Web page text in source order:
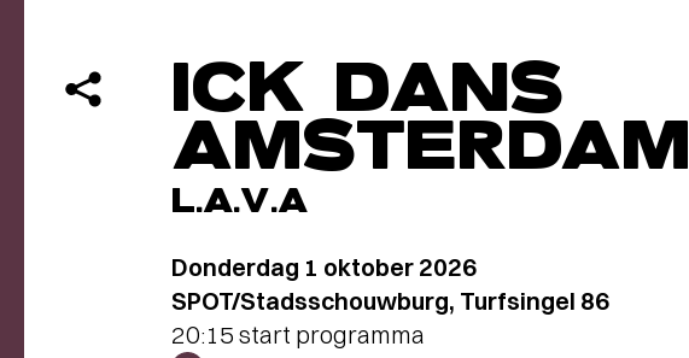
ICK DANS
AMSTERDAM
L.A.V.A
Donderdag 1 oktober 2026
SPOT/Stadsschouwburg, Turfsingel 86
20:15 start programma